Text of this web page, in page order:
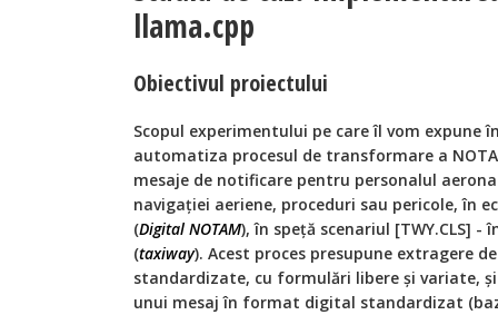
llama.cpp
Obiectivul proiectului
Scopul experimentului pe care îl vom expune
automatiza procesul de transformare a
mesaje de notificare pentru personalul
navigației aeriene, proceduri sau pericole, în
(Digital NOTAM), în speță scenariul [TWY.CLS]
(taxiway). Acest proces presupune extragere
standardizate, cu formulări libere și variate,
unui mesaj în format digital standardizat